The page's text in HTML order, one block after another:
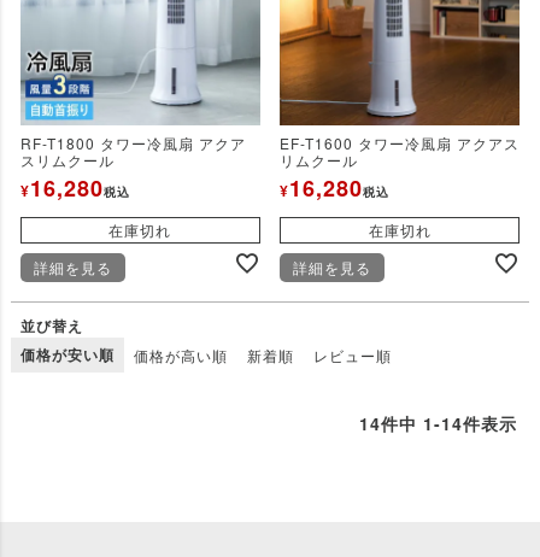
RF-T1800 タワー冷風扇 アクア
スリムクール
¥16,280税込
在庫切れ
詳細を見る
EF-T1600 タワー冷風扇 アクアス
リムクール
¥16,280税込
在庫切れ
詳細を見る
並び替え
価格が安い順
価格が高い順 新着順 レビュー順
14件中 1-14件表示